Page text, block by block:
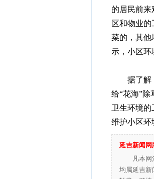
的居民前来
区和物业
菜的，其他
示，小区环
据了解，
给“花海”除
卫生环境的
维护小区环
延吉新闻网
凡本
均属延吉新